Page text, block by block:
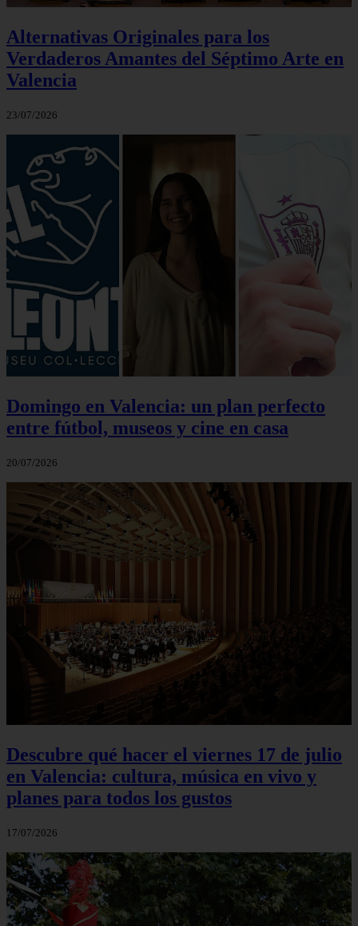
Alternativas Originales para los
Verdaderos Amantes del Séptimo Arte en
Valencia
23/07/2026
Domingo en Valencia: un plan perfecto
entre fútbol, museos y cine en casa
20/07/2026
Descubre qué hacer el viernes 17 de julio
en Valencia: cultura, música en vivo y
planes para todos los gustos
17/07/2026